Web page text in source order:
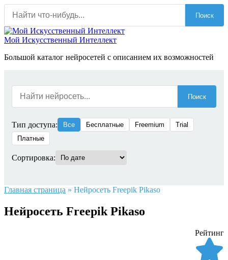
Перейти
содержанию
Поиск
Мой Искусственный Интеллект
Большой каталог нейросетей с описанием их возможностей
Поиск
Тип доступа: Все Бесплатные Freemium
Trial
Платные
Сортировка:
Главная страница » Нейросеть Freepik Pikaso
Нейросеть Freepik Pikaso
Рейтинг